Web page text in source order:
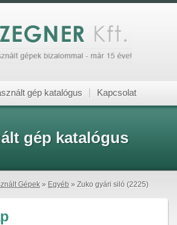
gép katalógus Kapcsolat
gép katalógus
Gépek » Egyéb » Zuko gyári siló (2225)